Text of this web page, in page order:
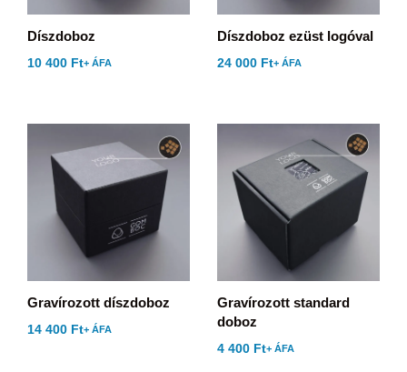
Díszdoboz
10 400 Ft+ ÁFA
Díszdoboz ezüst logóval
24 000 Ft+ ÁFA
Gravírozott díszdoboz
14 400 Ft+ ÁFA
Gravírozott standard
doboz
4 400 Ft+ ÁFA